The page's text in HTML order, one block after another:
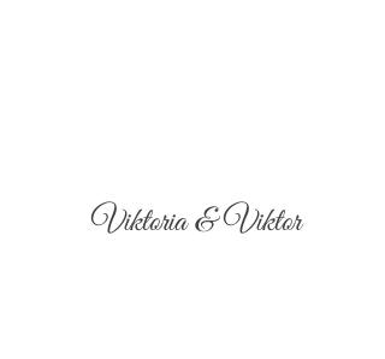
Viktoria & Viktor